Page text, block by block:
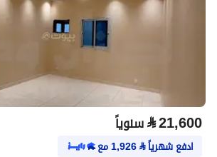
⃁21,600 سنوياً
ادفع شهرياً⃁
1,926مع